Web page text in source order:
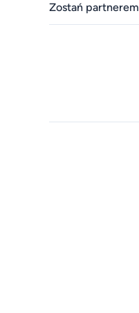
Zostań partnerem